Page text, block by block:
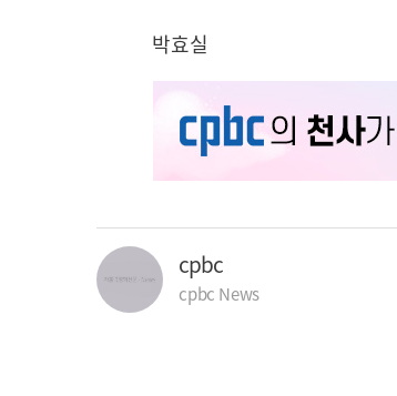
박효실
cpbc
cpbc News